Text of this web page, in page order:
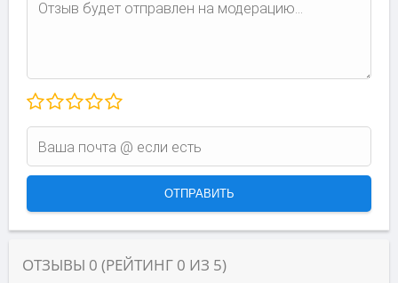
ОТЗЫВЫ 0 (РЕЙТИНГ 0 ИЗ 5)